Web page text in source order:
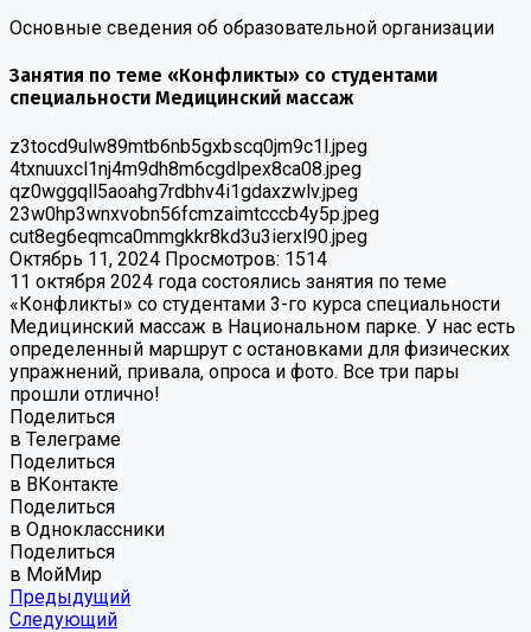
Основные сведения об образовательной организации
Занятия по теме «Конфликты» со студентами
специальности Медицинский массаж
z3tocd9ulw89mtb6nb5gxbscq0jm9c1l.jpeg
4txnuuxcl1nj4m9dh8m6cgdlpex8ca08.jpeg
qz0wggqll5aoahg7rdbhv4i1gdaxzwlv.jpeg
23w0hp3wnxvobn56fcmzaimtcccb4y5p.jpeg
cut8eg6eqmca0mmgkkr8kd3u3ierxl90.jpeg
Октябрь 11, 2024 Просмотров: 1514
11 октября 2024 года состоялись занятия по теме
«Конфликты» со студентами 3-го курса специальности
Медицинский массаж в Национальном парке. У нас есть
определенный маршрут с остановками для физических
упражнений, привала, опроса и фото. Все три пары
прошли отлично!
Поделиться
в Телеграме
Поделиться
в ВКонтакте
Поделиться
в Одноклассники
Поделиться
в МойМир
Предыдущий
Следующий